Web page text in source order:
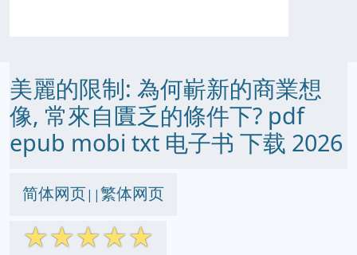
美麗的限制: 為何嶄新的商業想
像, 常來自匱乏的條件下? pdf
epub mobi txt 电子书 下载 2026
简体网页||繁体网页
☆☆☆☆☆